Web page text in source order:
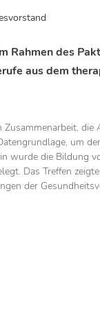
Rahmen des
aus dem
um
wurde die Bildung
Das Treffen
der